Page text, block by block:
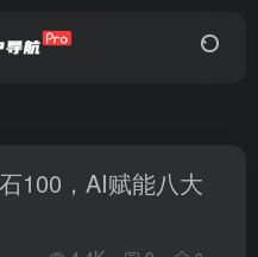
100，AI赋能八大